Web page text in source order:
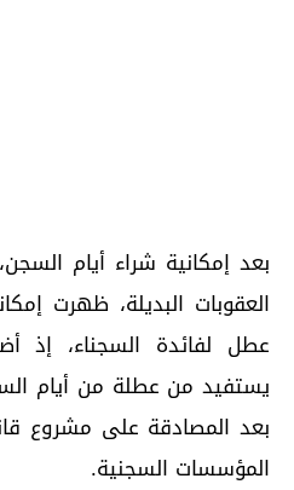
بعد إمكانية شراء أيام
العقوبات البديلة، ظهرت
عطل لفائدة السجناء، إذ
يستفيد من عطلة من أيام
بعد المصادقة على مشروع
المؤسسات السجنية.